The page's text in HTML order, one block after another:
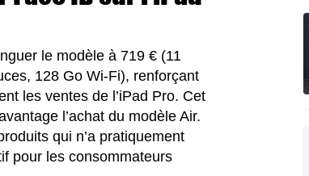
le modèle à 719 € (11
128 Go Wi-Fi), renforçant
les ventes de l’iPad Pro. Cet
l’achat du modèle Air.
qui n’a pratiquement
pour les consommateurs